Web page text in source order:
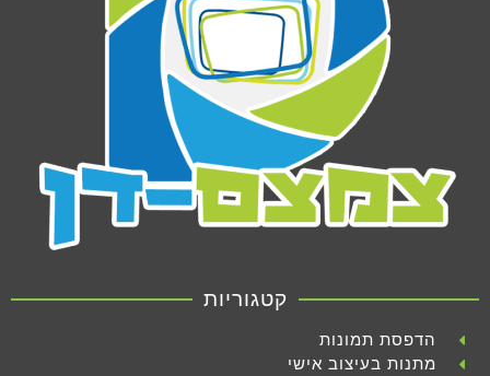
קטגוריות
הדפסת תמונות
מתנות בעיצוב אישי